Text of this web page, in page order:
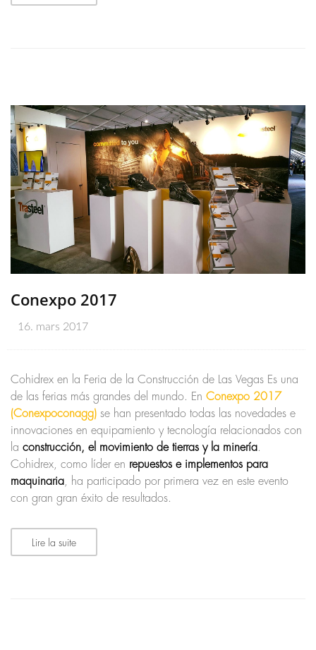
Conexpo 2017
16. mars 2017
Cohidrex en la Feria de la Construcción de Las Vegas Es una
de las ferias más grandes del mundo. En Conexpo 2017
(Conexpoconagg) se han presentado todas las novedades e
innovaciones en equipamiento y tecnología relacionados con
la construcción, el movimiento de tierras y la minería.
Cohidrex, como líder en repuestos e implementos para
maquinaria, ha participado por primera vez en este evento
con gran gran éxito de resultados.
Lire la suite